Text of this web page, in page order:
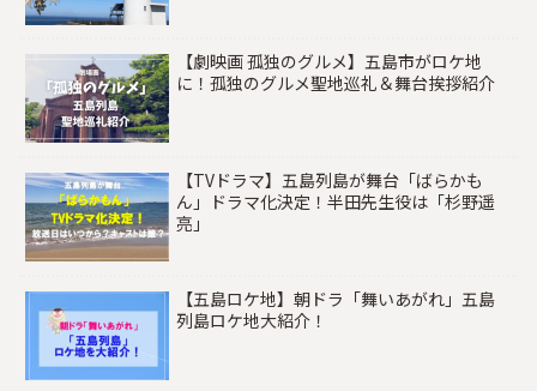
【劇映画 孤独のグルメ】五島市がロケ地
に！孤独のグルメ聖地巡礼＆舞台挨拶紹介
【TVドラマ】五島列島が舞台「ばらかも
ん」ドラマ化決定！半田先生役は「杉野遥
亮」
【五島ロケ地】朝ドラ「舞いあがれ」五島
列島ロケ地大紹介！